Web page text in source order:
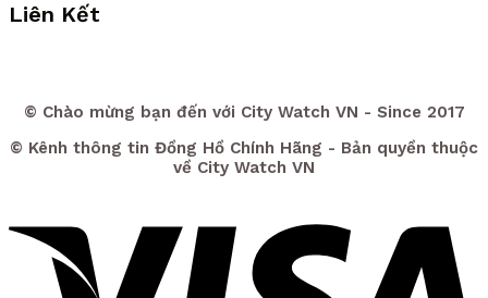
Liên Kết
© Chào mừng bạn đến với City Watch VN - Since 2017
© Kênh thông tin Đồng Hồ Chính Hãng - Bản quyền thuộc
về City Watch VN